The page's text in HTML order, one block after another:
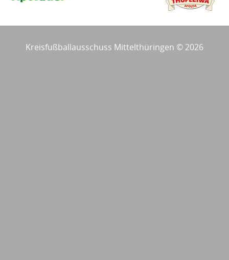
Kreisfußballausschuss Mittelthüringen © 2026